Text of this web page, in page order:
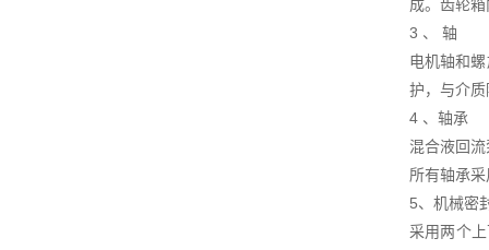
成。齿轮
3 、 轴
电机轴和
护，与介
4 、轴承
混合液回
所有轴承
5、机械密
采用两个